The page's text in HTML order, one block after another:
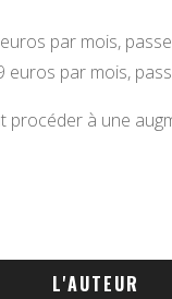
par mois,
euros par mois,
procéder à une
L'AUTEUR